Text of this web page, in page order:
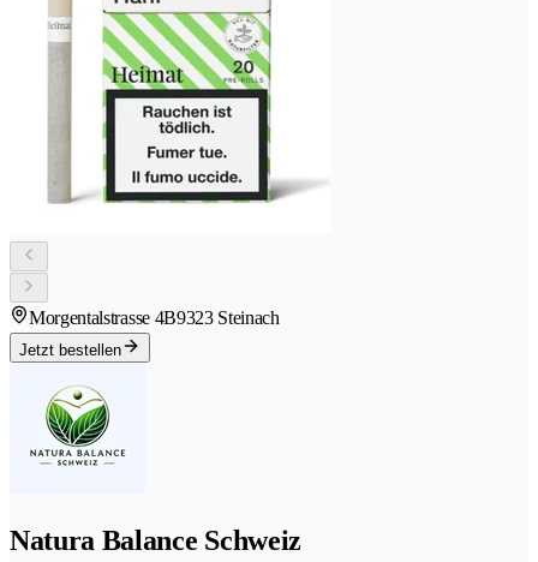
Morgentalstrasse 4B9323 Steinach
Jetzt bestellen
Natura Balance Schweiz